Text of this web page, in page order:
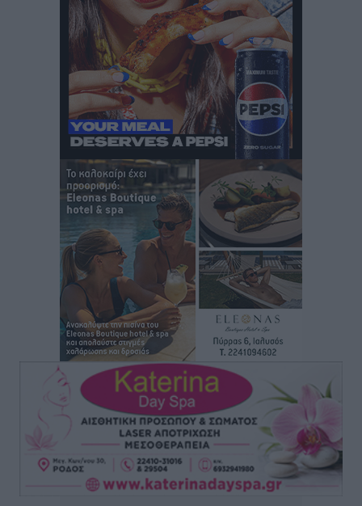
Πάνθηρες: Ξεκίνησαν αισιόδοξοι για την παρθενική
“πτήση” τους
Αθλητικά• πριν 2 ώρες
Άρης Αρχαγγέλου: Στο πλευρό του άτυχου Ιάκωβου
• πριν 2 ώρες
Φοίβος: Η μεγάλη επιστροφή του Μπρένο Σαλβατιέρα
Κλεάνθης: Έτοιμες οι κάρτες διαρκείας της νέας
πριν 2 ώρες
Ατρόμητος Διμυλιάς: Ο Μαργαρίτης και μία
αδιαπραγμάτευτη φιλοσοφία
Αθλητικά πριν 2 ώρες
Γ.Σ. Διαγόρας: Επέστρεψε στις Ακαδημίες η Ειρήνη
Παπαεμμανουήλ
Αθλητικά• πριν 3 ώρες